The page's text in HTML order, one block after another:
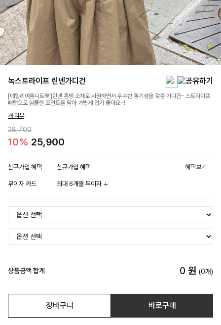
녹스트라이프 린넨가디건
[데일리여름니트💙]린넨 혼방 소재로 시원하면서 우수한 통기성을 갖춘 가디건- 스트라이프
패턴으로 심플한 포인트를 담아 가볍게 입기 좋아요~!
개 리뷰
28,700
10% 25,900
신규가입 혜택 신규가입 혜택 혜택보기
무이자 카드 최대 6개월 무이자
상품금액 합계 0 원 (0개)
장바구니 바로구매